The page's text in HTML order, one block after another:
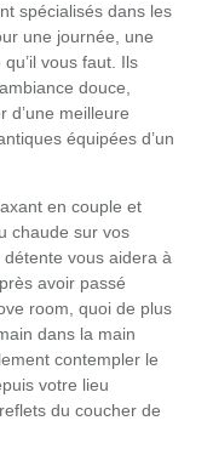
spécialisés dans les
une journée, une
vous faut. Ils
douce,
d’une meilleure
équipées d’un
en couple et
chaude sur vos
vous aidera à
avoir passé
room, quoi de plus
dans la main
contempler le
votre lieu
du coucher de